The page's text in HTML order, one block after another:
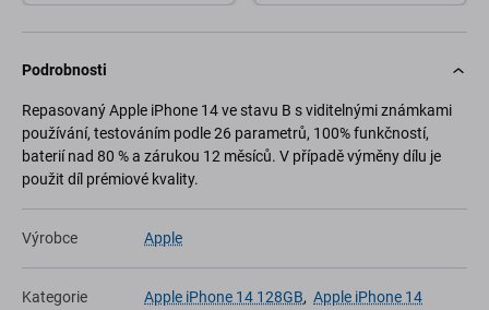
Podrobnosti
Repasovaný Apple iPhone 14 ve stavu B s viditelnými známkami
používání, testováním podle 26 parametrů, 100% funkčností,
baterií nad 80 % a zárukou 12 měsíců. V případě výměny dílu je
použit díl prémiové kvality.
Výrobce Apple
Kategorie Apple iPhone 14 128GB, Apple iPhone 14